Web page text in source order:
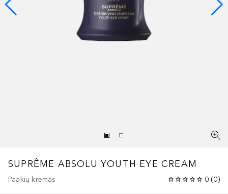
SUPRÊME ABSOLU YOUTH EYE CREAM
Paakių kremas 0 (0)